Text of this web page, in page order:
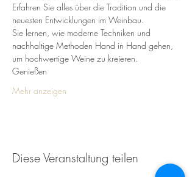
Erfahren Sie alles über die Tradition und die
neuesten Entwicklungen im Weinbau.
Sie lernen, wie moderne Techniken und
nachhaltige Methoden Hand in Hand gehen,
um hochwertige Weine zu kreieren.
Genießen
Mehr anzeigen
Diese Veranstaltung teilen